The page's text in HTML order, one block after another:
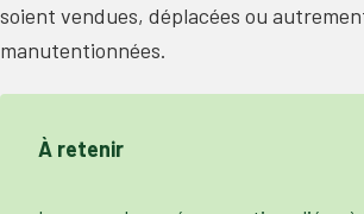
soient vendues, déplacées ou
manutentionnées.
À retenir